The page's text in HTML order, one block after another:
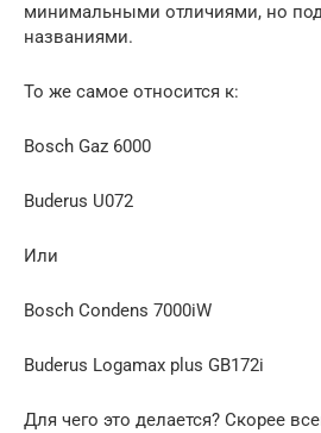
минимальными отличиями, но
названиями.
То же самое относится к:
Bosch Gaz 6000
Buderus U072
Или
Bosch Condens 7000iW
Buderus Logamax plus GB172i
Для чего это делается? Скорее